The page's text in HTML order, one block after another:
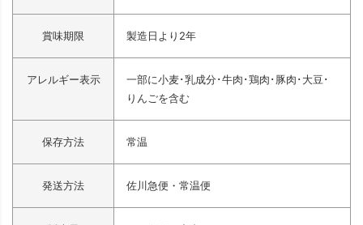
賞味期限 製造日より2年
アレルギー表示
一部に小麦･乳成分･牛肉･鶏肉･豚肉･大豆･
りんごを含む
保存方法 常温
発送方法 佐川急便・常温便